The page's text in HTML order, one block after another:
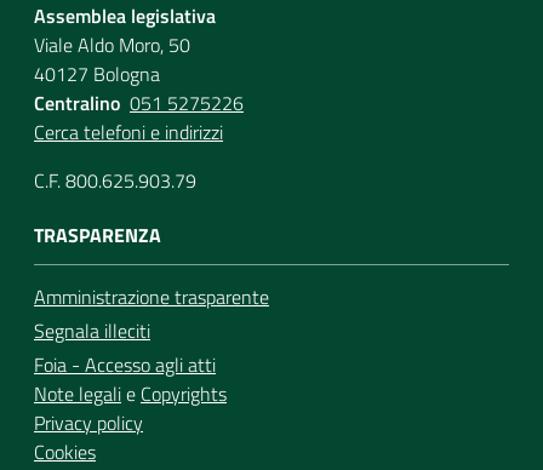
Assemblea legislativa
Viale Aldo Moro, 50
40127 Bologna
Centralino 051 5275226
Cerca telefoni e indirizzi
C.F. 800.625.903.79
TRASPARENZA
Amministrazione trasparente
Segnala illeciti
Foia - Accesso agli atti
Note legalie Copyrights
Privacy policy
Cookies